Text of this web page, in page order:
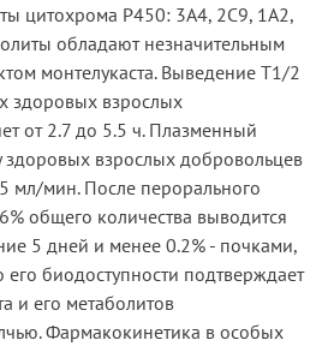
цитохрома Р450: 3А4, 2С9, 1А2,
обладают незначительным
монтелукаста. Выведение T1/2
здоровых взрослых
от 2.7 до 5.5 ч. Плазменный
здоровых взрослых добровольцев
мл/мин. После перорального
общего количества выводится
5 дней и менее 0.2% - почками,
биодоступности подтверждает
и его метаболитов
Фармакокинетика в особых